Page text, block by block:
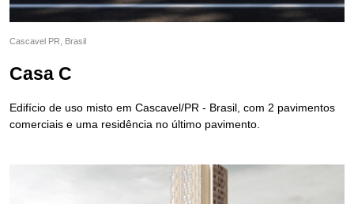
Cascavel PR, Brasil
Casa C
Edifício de uso misto em Cascavel/PR - Brasil, com 2 pavimentos
comerciais e uma residência no último pavimento.